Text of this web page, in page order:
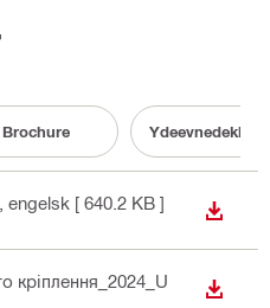
Brochure
, engelsk [ 640.2 KB ]
кріплення_2024_U